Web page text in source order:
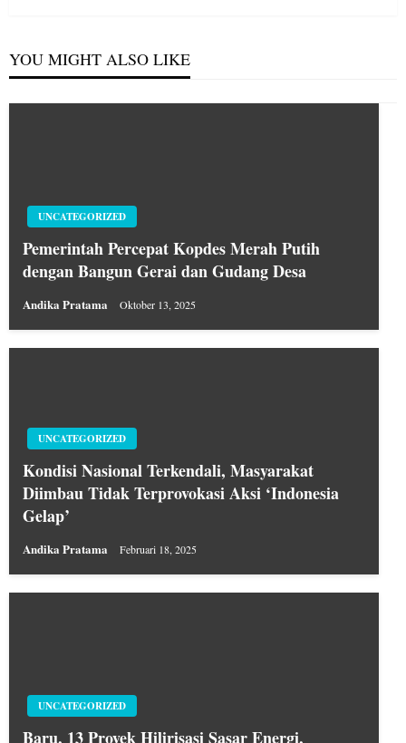
YOU MIGHT ALSO LIKE
UNCATEGORIZED
Pemerintah Percepat Kopdes Merah Putih
dengan Bangun Gerai dan Gudang Desa
Andika Pratama Oktober 13, 2025
UNCATEGORIZED
Kondisi Nasional Terkendali, Masyarakat
Diimbau Tidak Terprovokasi Aksi ‘Indonesia
Gelap’
Andika Pratama Februari 18, 2025
UNCATEGORIZED
Baru, 13 Proyek Hilirisasi Sasar Energi,